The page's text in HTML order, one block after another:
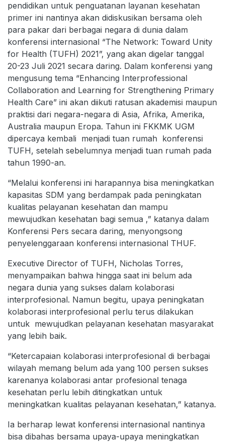
pendidikan untuk penguatanan layanan kesehatan
primer ini nantinya akan didiskusikan bersama oleh
para pakar dari berbagai negara di dunia dalam
konferensi internasional “The Network: Toward Unity
for Health (TUFH) 2021”, yang akan digelar tanggal
20-23 Juli 2021 secara daring. Dalam konferensi yang
mengusung tema “Enhancing Interprofessional
Collaboration and Learning for Strengthening Primary
Health Care” ini akan diikuti ratusan akademisi maupun
praktisi dari negara-negara di Asia, Afrika, Amerika,
Australia maupun Eropa. Tahun ini FKKMK UGM
dipercaya kembali menjadi tuan rumah konferensi
TUFH, setelah sebelumnya menjadi tuan rumah pada
tahun 1990-an.
“Melalui konferensi ini harapannya bisa meningkatkan
kapasitas SDM yang berdampak pada peningkatan
kualitas pelayanan kesehatan dan mampu
mewujudkan kesehatan bagi semua ,” katanya dalam
Konferensi Pers secara daring, menyongsong
penyelenggaraan konferensi internasional THUF.
Executive Director of TUFH, Nicholas Torres,
menyampaikan bahwa hingga saat ini belum ada
negara dunia yang sukses dalam kolaborasi
interprofesional. Namun begitu, upaya peningkatan
kolaborasi interprofesional perlu terus dilakukan
untuk mewujudkan pelayanan kesehatan masyarakat
yang lebih baik.
“Ketercapaian kolaborasi interprofesional di berbagai
wilayah memang belum ada yang 100 persen sukses
karenanya kolaborasi antar profesional tenaga
kesehatan perlu lebih ditingkatkan untuk
meningkatkan kualitas pelayanan kesehatan,” katanya.
Ia berharap lewat konferensi internasional nantinya
bisa dibahas bersama upaya-upaya meningkatkan